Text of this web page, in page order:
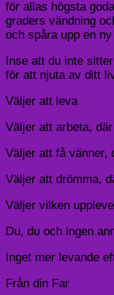
för allas högsta
graders vändning
och spåra upp en
Inse att du inte
för att njuta av ditt
Väljer att leva
Väljer att arbeta,
Väljer att få vänner,
Väljer att drömma,
Väljer vilken
Du, du och ingen
Inget mer levande
Från din Far